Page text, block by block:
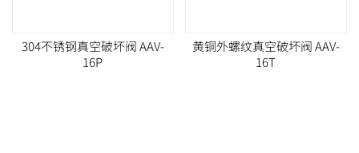
304不锈钢真空破坏阀 AAV-
16P
黄铜外螺纹真空破坏阀 AAV-
16T